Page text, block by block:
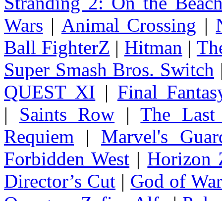
Wars | Animal Crossing |
Ball FighterZ | Hitman |
Super Smash Bros. Switch
QUEST XI | Final
| Saints Row |The
Requiem | Marvel's
Forbidden West | Horizon
Director’s Cut | God of